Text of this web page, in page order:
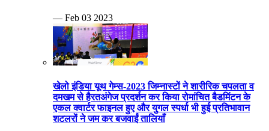
— Feb 03 2023
खेलो इंडिया यूथ गेम्स-2023 जिम्नास्टों ने शारीरिक चपलता व
दमखम से हैरतअंगेज प्रदर्शन कर किया रोमांचित बैडमिंटन के
एकल क्वार्टर फाइनल हुए और युगल स्पर्धा भी हुई प्रतिभावान
शटलरों ने जम कर बजवाईं तालियाँ